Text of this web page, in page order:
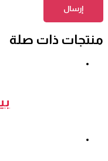
منتجات ذات صلة